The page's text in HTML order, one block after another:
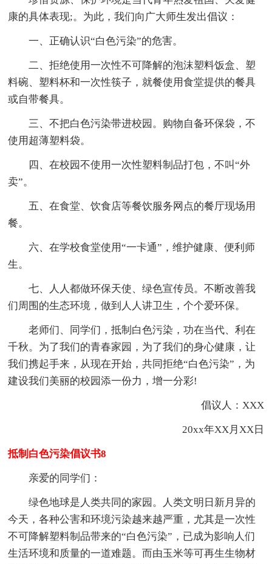
康的具体表现;。为此，我们向广大师生发出倡议：
一、正确认识“白色污染”的危害。
二、拒绝使用一次性不可降解的泡沫塑料饭盒、塑
料碗、塑料杯和一次性筷子，就餐使用食堂提供的餐具
或自带餐具。
三、不把白色污染带进校园。购物自备环保袋，不
使用超薄塑料袋。
四、在校园不使用一次性塑料制品打包，不叫“外
卖”。
五、在食堂、饮食店等餐饮服务网点的餐厅现场用
餐。
六、在学校食堂使用“一卡通”，维护健康、便利师
生。
七、人人都做环保天使、绿色宣传员。不断改善我
们周围的生态环境，做到人人讲卫生，个个爱环保。
老师们、同学们，抵制白色污染，功在当代、利在
千秋。为了我们的青春家园，为了我们的身心健康，让
我们携起手来，从现在开始，共同拒绝“白色污染”，为
建设我们美丽的校园添一份力，增一分彩!
倡议人：XXX
20xx年XX月XX日
抵制白色污染倡议书8
亲爱的同学们：
绿色地球是人类共同的家园。人类文明日新月异的
今天，各种公害和环境污染越来越严重，尤其是一次性
不可降解塑料制品带来的“白色污染”，已成为影响人们
生活环境和质量的一道难题。而由玉米等可再生生物材